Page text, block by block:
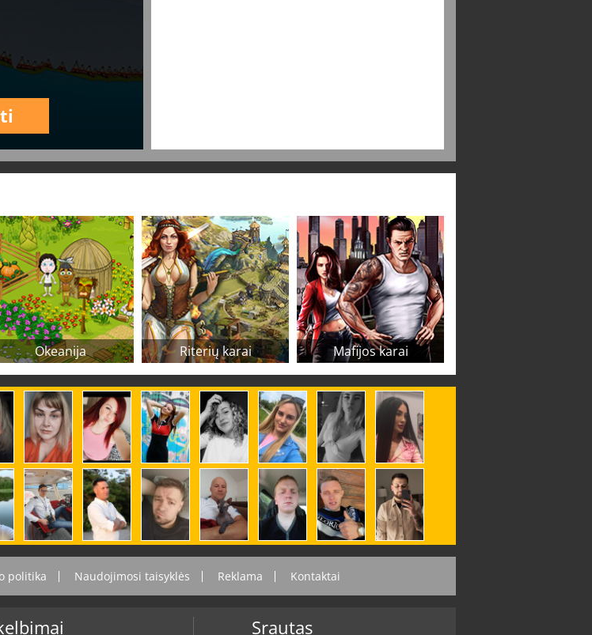
Okeanija Riterių karai Mafijos karai
politika Naudojimosi taisyklės Reklama Kontaktai
Srautas